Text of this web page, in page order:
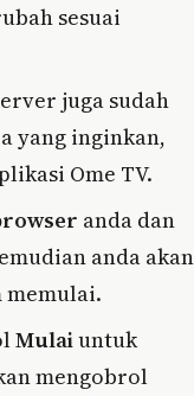
sesuai
juga sudah
yang inginkan,
Ome TV.
anda dan
anda akan
memulai.
Mulaiuntuk
mengobrol